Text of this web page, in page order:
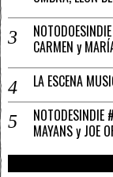
CARMEN y
LA ESCENA
NOTODESINDIE
MAYANS y JOE